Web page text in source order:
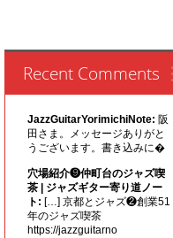
Recent Comments
JazzGuitarYorimichiNote: 阪
田さま。メッセージありがと
うございます。書き込みに�
穴場紹介❾仲町台のジャズ喫
茶 | ジャズギター寄り道ノー
ト: […] 京都とジャズ❷創業51
年のジャズ喫茶
https://jazzguitarno